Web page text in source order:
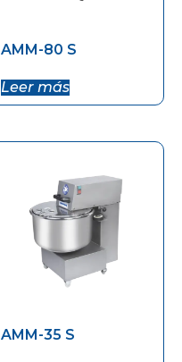
AMM-80 S
Leer más
AMM-35 S